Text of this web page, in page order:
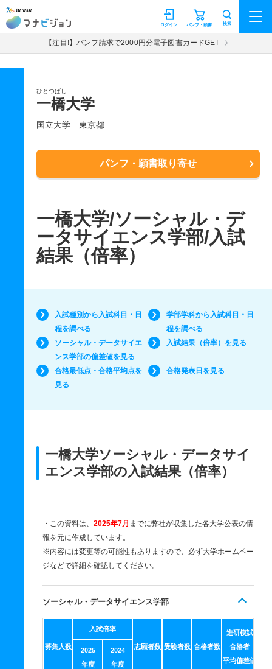
マナビジョン パンフ・願書
ログイン 検索
【注目!】パンフ請求で2000円分電子図書カードGET
ひとつばし
一橋大学
国立大学 東京都
パンフ・願書取り寄せ
一橋大学/ソーシャル・デ
ータサイエンス学部/入試
結果（倍率）
入試種別から入試科目・日
程を調べる
学部学科から入試科目・日
程を調べる
ソーシャル・データサイエ
ンス学部の偏差値を見る
入試結果（倍率）を見る
合格最低点・合格平均点を
見る
合格発表日を見る
一橋大学ソーシャル・データサイ
エンス学部の入試結果（倍率）
・この資料は、 2025年7月 までに弊社が収集した各大学公表の情
報を元に作成しています。
※内容には変更等の可能性もありますので、必ず大学ホームペー
ジなどで詳細を確認してください。
ソーシャル・データサイエンス学部
募集人数
入試倍率
志願者数 受験者数 合格者数
進研模試
合格者
平均偏差値
2025
年度
2024
年度